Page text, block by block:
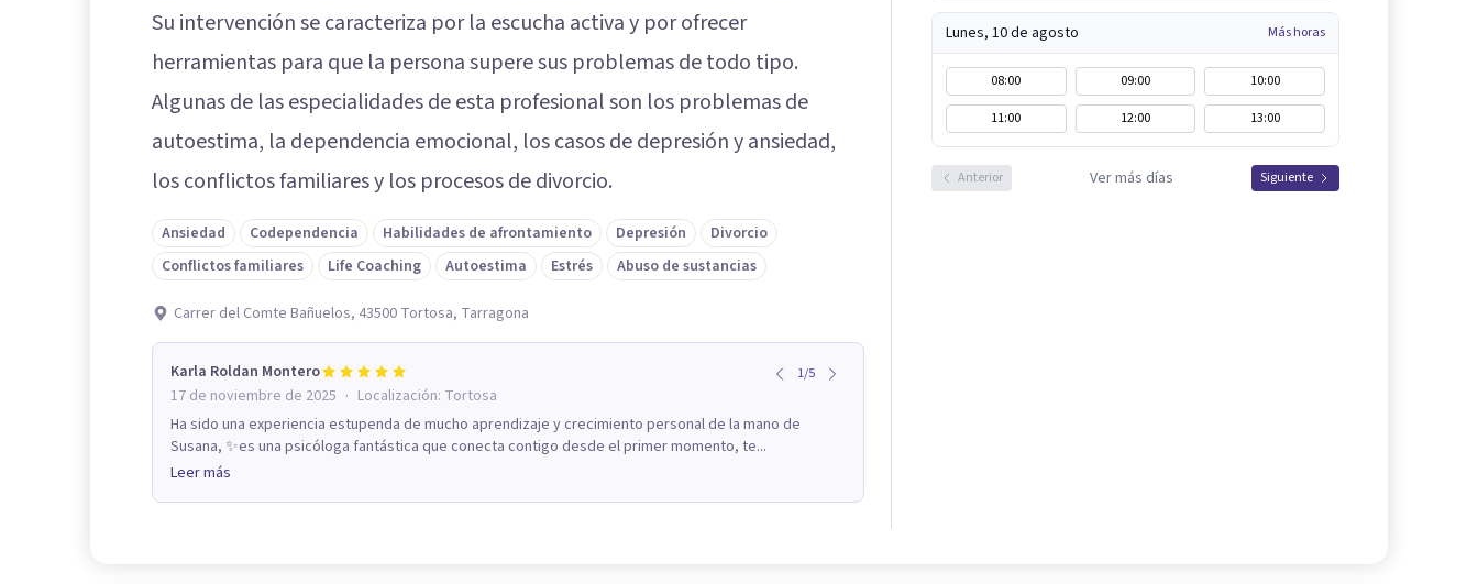
Su intervención se caracteriza por la escucha activa y por ofrecer
herramientas para que la persona supere sus problemas de todo tipo.
Algunas de las especialidades de esta profesional son los problemas de
autoestima, la dependencia emocional, los casos de depresión y ansiedad,
los conflictos familiares y los procesos de divorcio.
Ansiedad Codependencia Habilidades de afrontamiento Depresión
Divorcio
Conflictos familiares
Life Coaching Autoestima Estrés Abuso de sustancias
Carrer del Comte Bañuelos, 43500 Tortosa, Tarragona
Karla Roldan Montero 1/5
17 de noviembre de 2025 · Localización: Tortosa
Ha sido una experiencia estupenda de mucho aprendizaje y crecimiento personal de la mano de
Susana, ✨es una psicóloga fantástica que conecta contigo desde el primer momento, te...
Leer más
Lunes, 10 de agosto Más horas
08:00 09:00
10:00
11:00
12:00 13:00
Anterior Ver más días Siguiente